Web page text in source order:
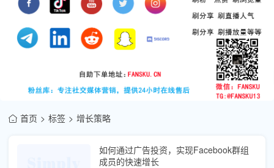
首页 标签 增长策略
如何通过广告投资，实现Facebook群组
成员的快速增长